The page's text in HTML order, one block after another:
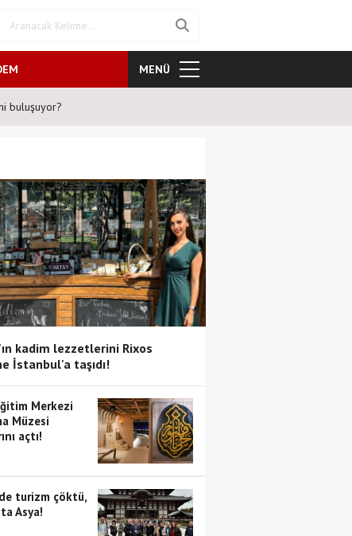
MENÜ
buluşuyor?
kadim lezzetlerini Rixos
İstanbul'a taşıdı!
Merkezi
Müzesi
açtı!
turizm çöktü,
Asya!